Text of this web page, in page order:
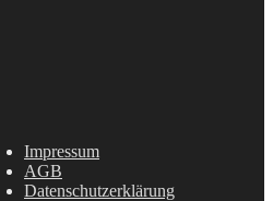
Impressum
AGB
Datenschutzerklärung